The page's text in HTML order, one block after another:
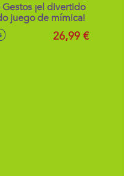
¡el divertido
juego de mímica!
26,99 €